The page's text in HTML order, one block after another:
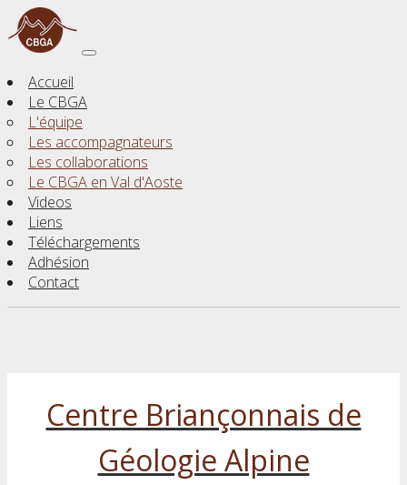
Accueil
Le CBGA
L'équipe
Les accompagnateurs
Les collaborations
Le CBGA en Val d'Aoste
Videos
Liens
Téléchargements
Adhésion
Contact
Centre Briançonnais de
Géologie Alpine